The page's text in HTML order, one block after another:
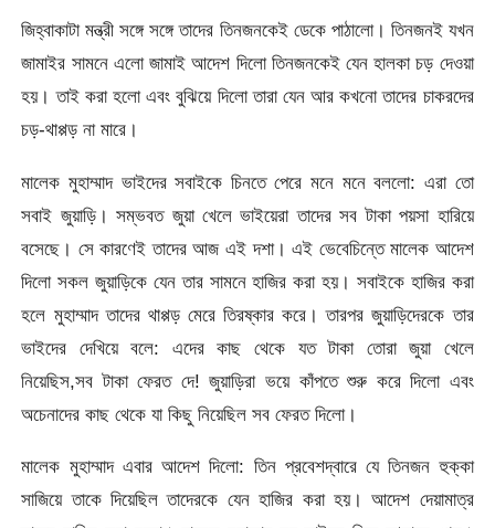
জিহ্বাকাটা মন্ত্রী সঙ্গে সঙ্গে তাদের তিনজনকেই ডেকে পাঠালো। তিনজনই যখন
জামাইর সামনে এলো জামাই আদেশ দিলো তিনজনকেই যেন হালকা চড় দেওয়া
হয়। তাই করা হলো এবং বুঝিয়ে দিলো তারা যেন আর কখনো তাদের চাকরদের
চড়-থাপ্পড় না মারে।
মালেক মুহাম্মাদ ভাইদের সবাইকে চিনতে পেরে মনে মনে বললো: এরা তো
সবাই জুয়াড়ি। সম্ভবত জুয়া খেলে ভাইয়েরা তাদের সব টাকা পয়সা হারিয়ে
বসেছে। সে কারণেই তাদের আজ এই দশা। এই ভেবেচিন্তে মালেক আদেশ
দিলো সকল জুয়াড়িকে যেন তার সামনে হাজির করা হয়। সবাইকে হাজির করা
হলে মুহাম্মাদ তাদের থাপ্পড় মেরে তিরষ্কার করে। তারপর জুয়াড়িদেরকে তার
ভাইদের দেখিয়ে বলে: এদের কাছ থেকে যত টাকা তোরা জুয়া খেলে
নিয়েছিস,সব টাকা ফেরত দে! জুয়াড়িরা ভয়ে কাঁপতে শুরু করে দিলো এবং
অচেনাদের কাছ থেকে যা কিছু নিয়েছিল সব ফেরত দিলো।
মালেক মুহাম্মাদ এবার আদেশ দিলো: তিন প্রবেশদ্বারে যে তিনজন হুক্কা
সাজিয়ে তাকে দিয়েছিল তাদেরকে যেন হাজির করা হয়। আদেশ দেয়ামাত্র